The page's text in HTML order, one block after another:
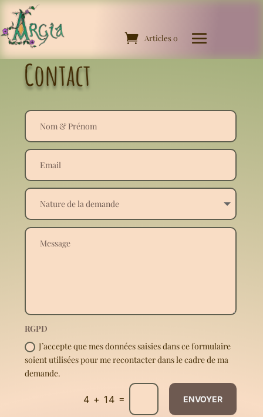
Articles 0
Contact
RGPD
J’accepte que mes données saisies dans ce formulaire
soient utilisées pour me recontacter dans le cadre de ma
demande.
4 + 14 = ENVOYER